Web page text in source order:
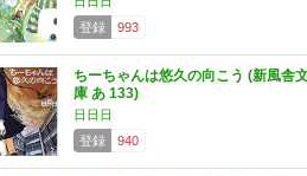
登録
993
ちーちゃんは悠久の向こう (新風舎
庫 あ 133)
日日日
登録
940